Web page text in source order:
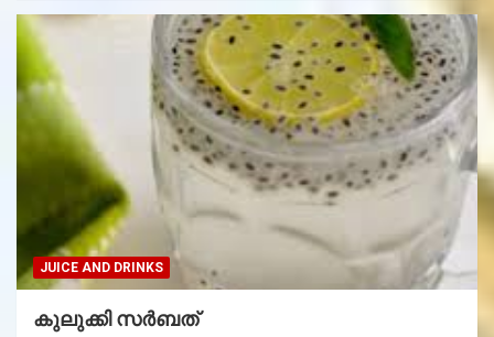
JUICE AND DRINKS
കുലുക്കി സർബത്